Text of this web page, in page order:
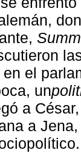
el
un
a
a